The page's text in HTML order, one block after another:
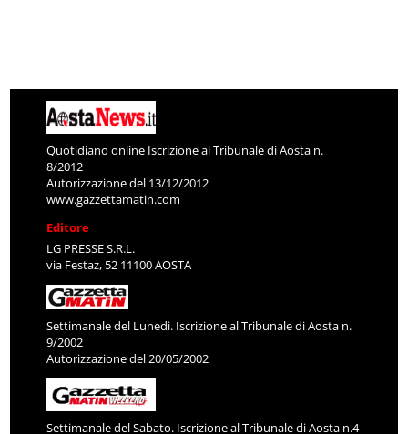
Quotidiano online Iscrizione al Tribunale di Aosta n.
8/2012
Autorizzazione del 13/12/2012
www.gazzettamatin.com
Editore
LG PRESSE S.R.L.
via Festaz, 52 11100 AOSTA
Settimanale del Lunedì. Iscrizione al Tribunale di Aosta n.
9/2002
Autorizzazione del 20/05/2002
Settimanale del Sabato. Iscrizione al Tribunale di Aosta n.4